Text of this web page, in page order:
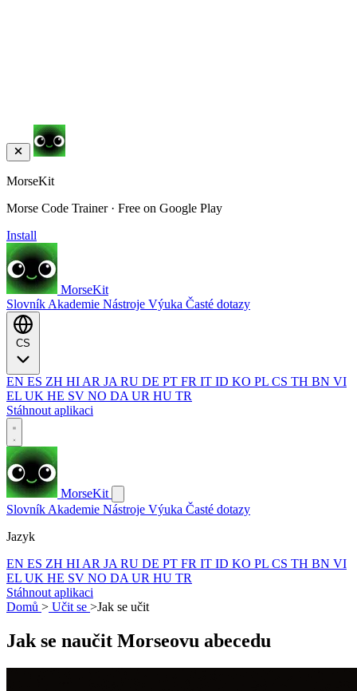
MorseKit
Morse Code Trainer · Free on Google Play
Install
MorseKit
Slovník Akademie Nástroje Výuka Časté dotazy
EN ES ZH HI AR JA RU DE PT FR IT ID KO PL CS TH BN VI
EL UK HE SV NO DA UR HU TR
Stáhnout aplikaci
MorseKit
Slovník Akademie Nástroje Výuka Časté dotazy
Jazyk
EN ES ZH HI AR JA RU DE PT FR IT ID KO PL CS TH BN VI
EL UK HE SV NO DA UR HU TR
Stáhnout aplikaci
Domů > Učit se >Jak se učit
Jak se naučit Morseovu abecedu